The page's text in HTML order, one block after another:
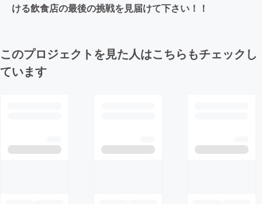
ける飲食店の最後の挑戦を見届けて下さい！！
このプロジェクトを見た人はこちらもチェックし
ています